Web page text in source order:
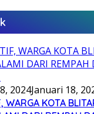
2024Januari 18,
WARGA KOTA